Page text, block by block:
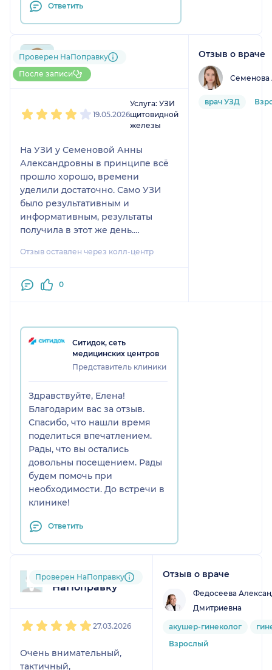
Ответить
Елена
1 отзыв
Проверен НаПоправку
После записи
19.05.2026
Услуга: УЗИ
щитовидной
железы
На УЗИ у Семеновой Анны
Александровны в принципе всё
прошло хорошо, времени
уделили достаточно. Само УЗИ
было результативным и
информативным, результаты
получила в этот же день.
доктором особо не было, я еще
пойду.
Отзыв оставлен через колл-центр
0
Отзыв о враче
Семенова
врач УЗД
Ситидок, сеть
медицинских центров
Представитель клиники
Здравствуйте, Елена!
Благодарим вас за отзыв.
Спасибо, что нашли время
поделиться впечатлением.
Рады, что вы остались
довольны посещением. Рады
будем помочь при
необходимости. До встречи в
клинике!
Ответить
Пользователь
НаПоправку
Проверен НаПоправку
27.03.2026
Очень внимательный,
тактичный,
Отзыв о враче
Федосеева
Дмитриевна
акушер-гинеколог
Взрослый